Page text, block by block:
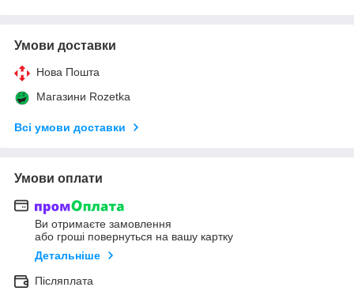
Умови доставки
Нова Пошта
Магазини Rozetka
Всі умови доставки
Умови оплати
Ви отримаєте замовлення
або гроші повернуться на вашу картку
Детальніше
Післяплата